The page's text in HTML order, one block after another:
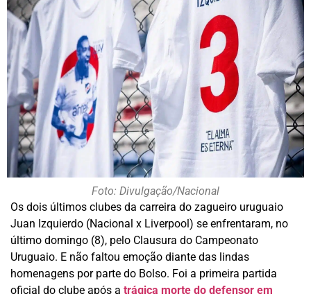
Foto: Divulgação/Nacional
Os dois últimos clubes da carreira do zagueiro uruguaio
Juan Izquierdo (Nacional x Liverpool) se enfrentaram, no
último domingo (8), pelo Clausura do Campeonato
Uruguaio. E não faltou emoção diante das lindas
homenagens por parte do Bolso. Foi a primeira partida
oficial do clube após a trágica morte do defensor em